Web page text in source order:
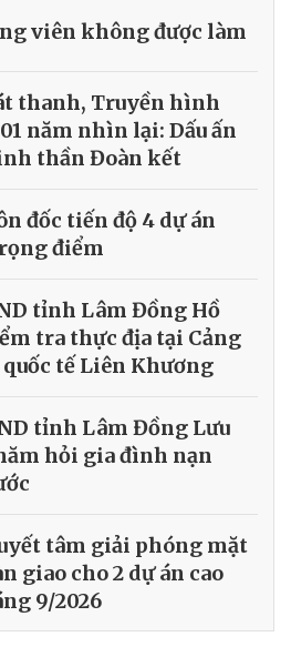
viên không được làm
thanh, Truyền hình
năm nhìn lại: Dấu ấn
thần Đoàn kết
đốc tiến độ 4 dự án
điểm
tỉnh Lâm Đồng Hồ
tra thực địa tại Cảng
tế Liên Khương
tỉnh Lâm Đồng Lưu
hỏi gia đình nạn
tâm giải phóng mặt
giao cho 2 dự án cao
9/2026